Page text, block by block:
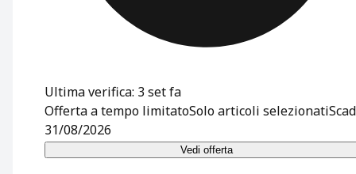
Ultima verifica: 3 set fa
Offerta a tempo limitatoSolo articoli selezionati
31/08/2026
Vedi offerta